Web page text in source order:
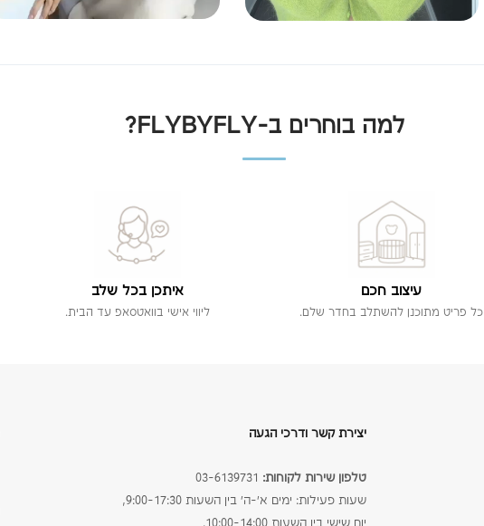
למה בוחרים ב-FLYBYFLY?
עיצוב חכם
כל פריט מתוכנן להשתלב בחדר שלם.
איתכן בכל שלב
ליווי אישי בוואטסאפ עד הבית.
יצירת קשר ודרכי הגעה
טלפון שירות לקוחות:
שעות פעילות: ימים א׳-ה׳ בין השעות 9:00-17:30,
יום שישי בין השעות 10:00-14:00.